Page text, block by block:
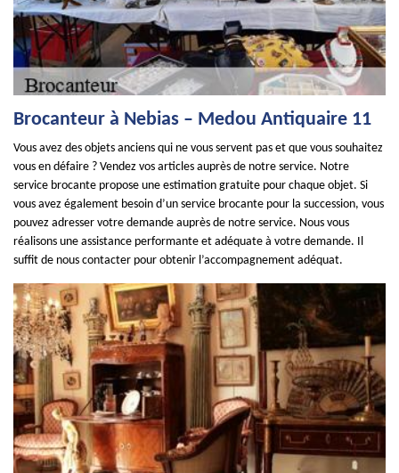
Brocanteur à Nebias – Medou Antiquaire 11
Vous avez des objets anciens qui ne vous servent pas et que vous souhaitez
vous en défaire ? Vendez vos articles auprès de notre service. Notre
service brocante propose une estimation gratuite pour chaque objet. Si
vous avez également besoin d’un service brocante pour la succession, vous
pouvez adresser votre demande auprès de notre service. Nous vous
réalisons une assistance performante et adéquate à votre demande. Il
suffit de nous contacter pour obtenir l’accompagnement adéquat.